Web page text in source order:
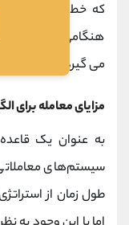
که خط حمایت
هنگامی که یک کنج
می گیرد که نشان
مزایای معامله برای
به عنوان یک
سیستم‌های
طول زمان از